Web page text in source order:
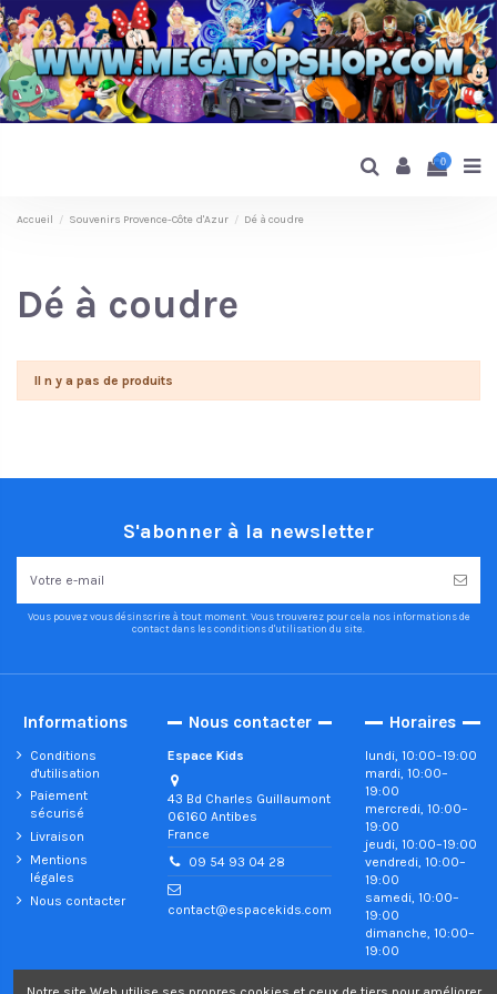
0
Accueil Souvenirs Provence-Côte d'Azur Dé à coudre
Dé à coudre
Il n y a pas de produits
S'abonner à la newsletter
Vous pouvez vous désinscrire à tout moment. Vous trouverez pour cela nos informations de
contact dans les conditions d'utilisation du site.
Informations
Conditions
d'utilisation
Paiement
sécurisé
Livraison
Mentions
légales
Nous contacter
Nous contacter
Espace Kids
43 Bd Charles Guillaumont
06160 Antibes
France
09 54 93 04 28
contact@espacekids.com
Horaires
lundi, 10:00–19:00
mardi, 10:00–
19:00
mercredi, 10:00–
19:00
jeudi, 10:00–19:00
vendredi, 10:00–
19:00
samedi, 10:00–
19:00
dimanche, 10:00–
19:00